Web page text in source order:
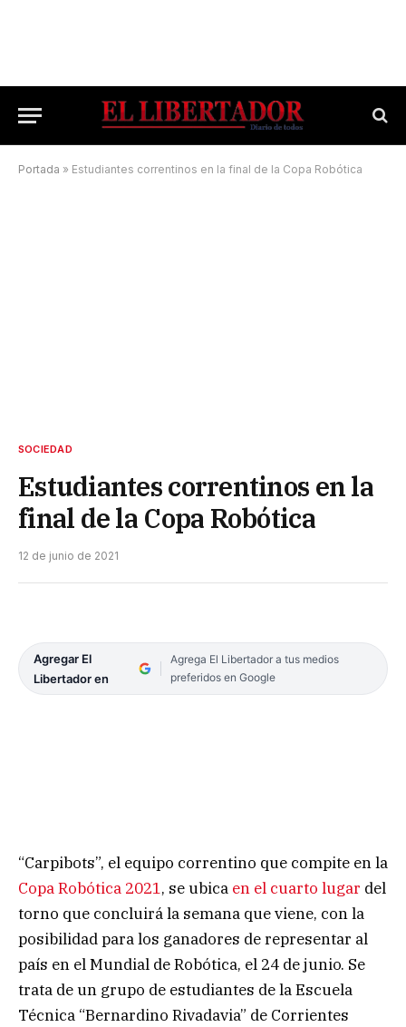
Portada » Estudiantes correntinos en la final de la Copa Robótica
SOCIEDAD
Estudiantes correntinos en la
final de la Copa Robótica
12 de junio de 2021
Agregar El
Libertador en
Agrega El Libertador a tus medios
preferidos en Google
“Carpibots”, el equipo correntino que compite en la
Copa Robótica 2021, se ubica en el cuarto lugar del
torno que concluirá la semana que viene, con la
posibilidad para los ganadores de representar al
país en el Mundial de Robótica, el 24 de junio. Se
trata de un grupo de estudiantes de la Escuela
Técnica “Bernardino Rivadavia” de Corrientes